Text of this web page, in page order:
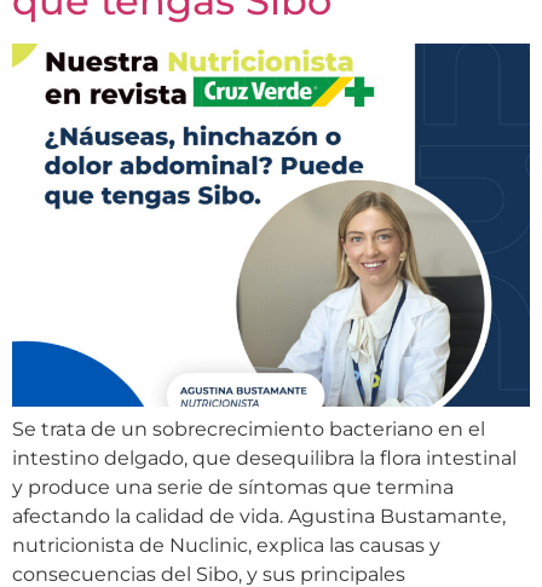
Se trata de un sobrecrecimiento bacteriano en el
intestino delgado, que desequilibra la flora intestinal
y produce una serie de síntomas que termina
afectando la calidad de vida. Agustina Bustamante,
nutricionista de Nuclinic, explica las causas y
consecuencias del Sibo, y sus principales